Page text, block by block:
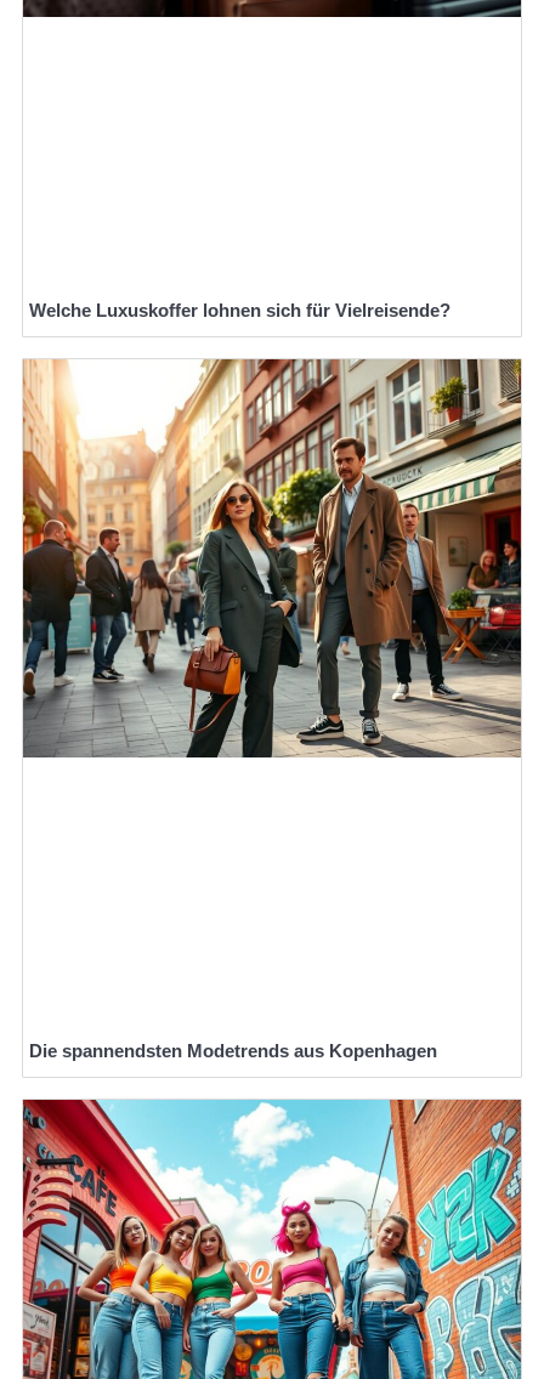
Welche Luxuskoffer lohnen sich für Vielreisende?
Die spannendsten Modetrends aus Kopenhagen